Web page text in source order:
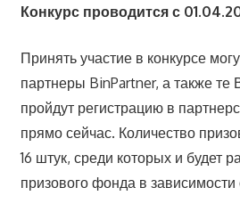
Конкурс проводится с
Принять участие в конкурсе
партнеры BinPartner, а также те
пройдут регистрацию в
прямо сейчас. Количество
16 штук, среди которых и будет
призового фонда в зависимости